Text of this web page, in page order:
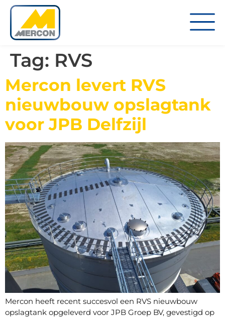
Tag: RVS
Mercon levert RVS
nieuwbouw opslagtank
voor JPB Delfzijl
Mercon heeft recent succesvol een RVS nieuwbouw
opslagtank opgeleverd voor JPB Groep BV, gevestigd op